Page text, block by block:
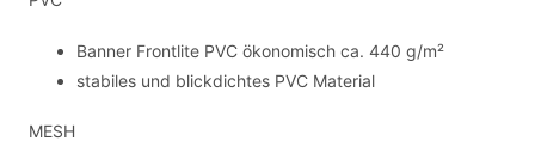
Banner Frontlite PVC ökonomisch ca. 440 g/m²
stabiles und blickdichtes PVC Material
MESH